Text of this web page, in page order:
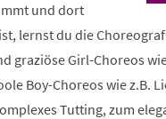
und dort
lernst du die
graziöse Girl-Choreos
Boy-Choreos wie z.B.
Tutting, zum